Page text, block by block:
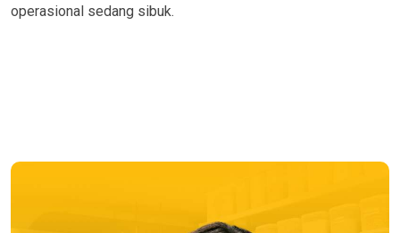
operasional sedang sibuk.